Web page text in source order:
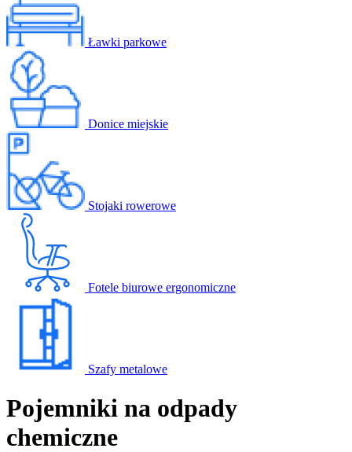
Ławki parkowe
Donice miejskie
Stojaki rowerowe
Fotele biurowe ergonomiczne
Szafy metalowe
Pojemniki na odpady
chemiczne